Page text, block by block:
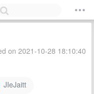
on 2021-10-28 18:10:40
JIeJaitt